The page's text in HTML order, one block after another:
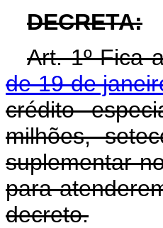
DECRETA:
Art. 1º Fica
de 19 de
crédito
milhões,
suplementar
para
decreto.